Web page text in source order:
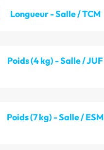
Longueur - Salle / TCM
Poids (4 kg) - Salle / JUF
Poids (7 kg) - Salle / ESM